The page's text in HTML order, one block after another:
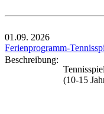
01.09. 2026
Ferienprogramm-
Beschreibung:
(10-15